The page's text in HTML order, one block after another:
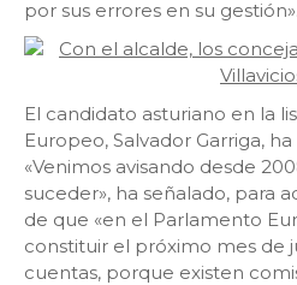
por sus errores en su gestión».
El candidato asturiano en la
Europeo, Salvador Garriga,
«Venimos avisando desde
suceder», ha señalado, para
de que «en el Parlamento
constituir el próximo mes de
cuentas, porque existen